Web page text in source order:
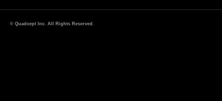
© Quadcept Inc. All Rights Reserved.